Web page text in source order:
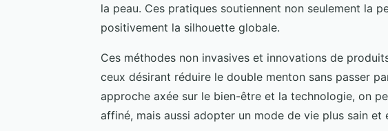
la peau. Ces pratiques soutiennent non seulement la
positivement la silhouette globale.
Ces méthodes non invasives et innovations de
ceux désirant réduire le double menton sans passer
approche axée sur le bien-être et la technologie, on
affiné, mais aussi adopter un mode de vie plus sain et